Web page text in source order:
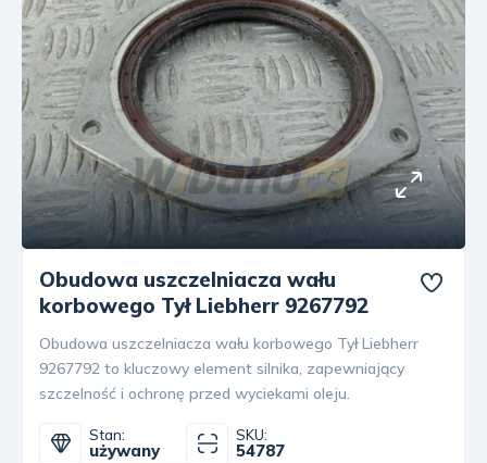
Obudowa uszczelniacza wału
korbowego Tył Liebherr 9267792
Obudowa uszczelniacza wału korbowego Tył Liebherr
9267792 to kluczowy element silnika, zapewniający
szczelność i ochronę przed wyciekami oleju.
Stan:
używany
SKU:
54787